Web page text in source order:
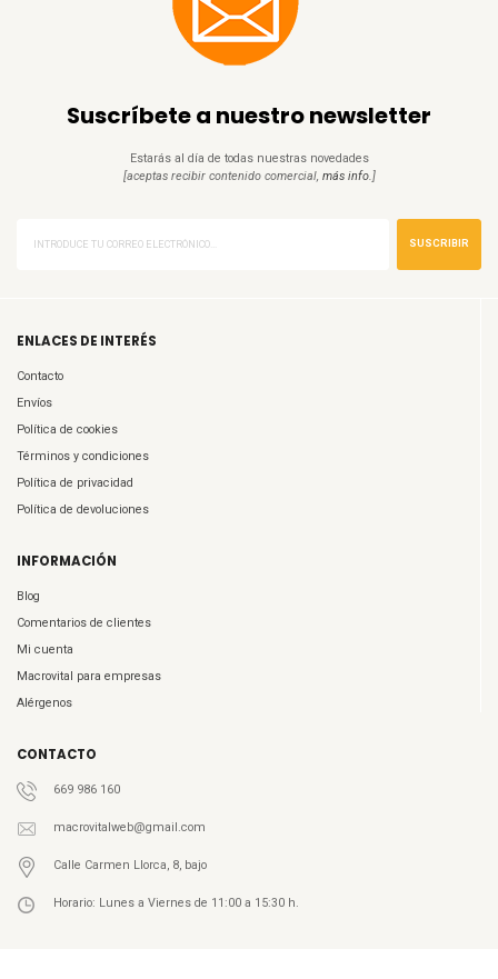
Suscríbete a nuestro newsletter
Estarás al día de todas nuestras novedades
[aceptas recibir contenido comercial, más info.]
SUSCRIBIR
ENLACES DE INTERÉS
Contacto
Envíos
Política de cookies
Términos y condiciones
Política de privacidad
Política de devoluciones
INFORMACIÓN
Blog
Comentarios de clientes
Mi cuenta
Macrovital para empresas
Alérgenos
CONTACTO
669 986 160
macrovitalweb@gmail.com
Calle Carmen Llorca, 8, bajo
Horario: Lunes a Viernes de 11:00 a 15:30 h.